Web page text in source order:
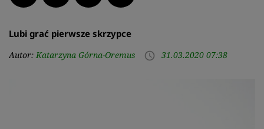
Lubi grać pierwsze skrzypce
Autor: Katarzyna Górna-Oremus access_time 31.03.2020 07:38